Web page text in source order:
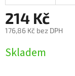
214 Kč
176,86 Kč bez DPH
cena:
Skladem